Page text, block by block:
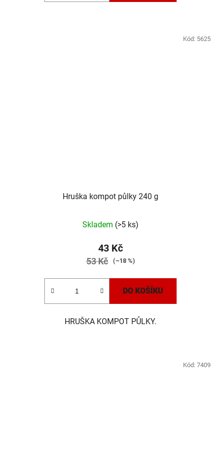
Hruška kompot půlky 240 g
Skladem (>5 ks)
43 Kč
53 Kč (–18 %)
DO KOŠÍKU
HRUŠKA KOMPOT PŮLKY.
Kód: 5625
Kód: 7409